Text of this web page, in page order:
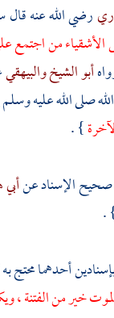
رضي الله عنه
من اجتمع
أبو الشيخوالبيهقي
صلى الله عليه
} .
الإسناد عن
}
أحدهما
خير من الفتنة ،